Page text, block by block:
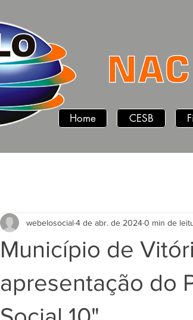
Home CESB
Município de
apresentação do
webelosocial 4 de abr. de 20240 min de